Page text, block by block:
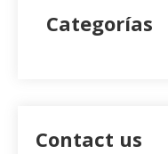
Categorías
Contact us